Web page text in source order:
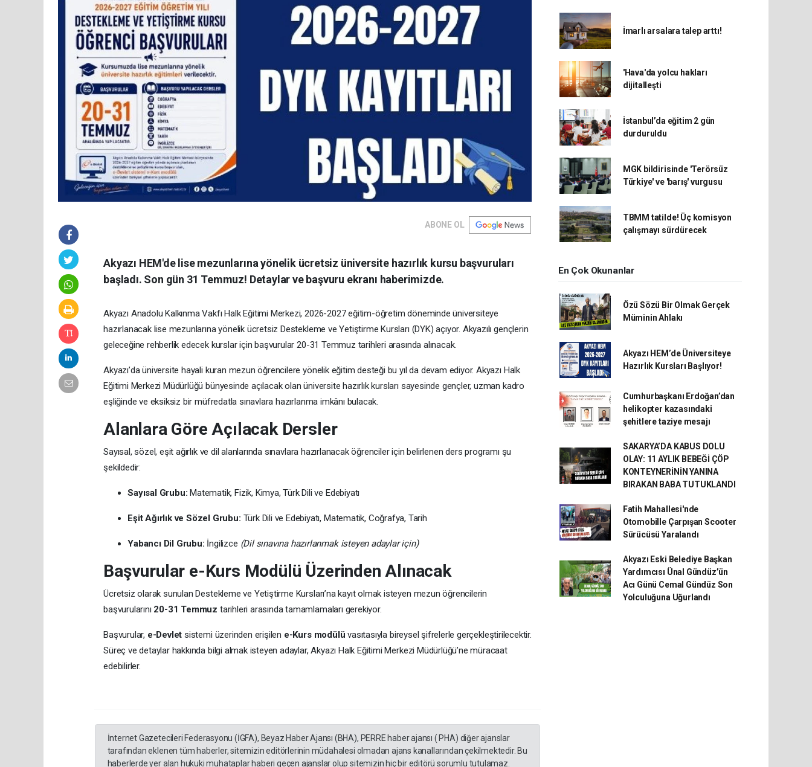
ABONE OL
Akyazı HEM'de lise mezunlarına yönelik ücretsiz üniversite hazırlık kursu başvuruları
başladı. Son gün 31 Temmuz! Detaylar ve başvuru ekranı haberimizde.
Akyazı Anadolu Kalkınma Vakfı Halk Eğitimi Merkezi, 2026-2027 eğitim-öğretim döneminde üniversiteye
hazırlanacak lise mezunlarına yönelik ücretsiz Destekleme ve Yetiştirme Kursları (DYK) açıyor. Akyazılı gençlerin
geleceğine rehberlik edecek kurslar için başvurular 20-31 Temmuz tarihleri arasında alınacak.
Akyazı’da üniversite hayali kuran mezun öğrencilere yönelik eğitim desteği bu yıl da devam ediyor. Akyazı Halk
Eğitimi Merkezi Müdürlüğü bünyesinde açılacak olan üniversite hazırlık kursları sayesinde gençler, uzman kadro
eşliğinde ve eksiksiz bir müfredatla sınavlara hazırlanma imkânı bulacak.
Alanlara Göre Açılacak Dersler
Sayısal, sözel, eşit ağırlık ve dil alanlarında sınavlara hazırlanacak öğrenciler için belirlenen ders programı şu
şekildedir:
Sayısal Grubu: Matematik, Fizik, Kimya, Türk Dili ve Edebiyatı
Eşit Ağırlık ve Sözel Grubu: Türk Dili ve Edebiyatı, Matematik, Coğrafya, Tarih
Yabancı Dil Grubu: İngilizce (Dil sınavına hazırlanmak isteyen adaylar için)
Başvurular e-Kurs Modülü Üzerinden Alınacak
Ücretsiz olarak sunulan Destekleme ve Yetiştirme Kursları’na kayıt olmak isteyen mezun öğrencilerin
başvurularını 20-31 Temmuz tarihleri arasında tamamlamaları gerekiyor.
Başvurular, e-Devlet sistemi üzerinden erişilen e-Kurs modülü vasıtasıyla bireysel şifrelerle gerçekleştirilecektir.
Süreç ve detaylar hakkında bilgi almak isteyen adaylar, Akyazı Halk Eğitimi Merkezi Müdürlüğü’ne müracaat
edebilirler.
İnternet Gazetecileri Federasyonu (İGFA), Beyaz Haber Ajansı (BHA), PERRE haber ajansı ( PHA) diğer ajanslar
tarafından eklenen tüm haberler, sitemizin editörlerinin müdahalesi olmadan ajans kanallarından çekilmektedir. Bu
haberlerde yer alan hukuki muhataplar haberi geçen ajanslar olup sitemizin hiç bir editörü sorumlu tutulamaz.
İmarlı arsalara talep arttı!
'Hava'da yolcu hakları
dijitalleşti
İstanbul’da eğitim 2 gün
durduruldu
MGK bildirisinde 'Terörsüz
Türkiye' ve 'barış' vurgusu
TBMM tatilde! Üç komisyon
çalışmayı sürdürecek
En Çok Okunanlar
Özü Sözü Bir Olmak Gerçek
Müminin Ahlakı
Akyazı HEM’de Üniversiteye
Hazırlık Kursları Başlıyor!
Cumhurbaşkanı Erdoğan’dan
helikopter kazasındaki
şehitlere taziye mesajı
SAKARYA’DA KABUS DOLU
OLAY: 11 AYLIK BEBEĞİ ÇÖP
KONTEYNERİNİN YANINA
BIRAKAN BABA TUTUKLANDI
Fatih Mahallesi'nde
Otomobille Çarpışan Scooter
Sürücüsü Yaralandı
Akyazı Eski Belediye Başkan
Yardımcısı Ünal Gündüz’ün
Acı Günü Cemal Gündüz Son
Yolculuğuna Uğurlandı